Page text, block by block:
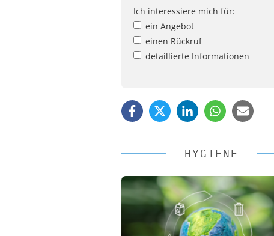
Ich interessiere mich für:
ein Angebot
einen Rückruf
detaillierte Informationen
HYGIENE